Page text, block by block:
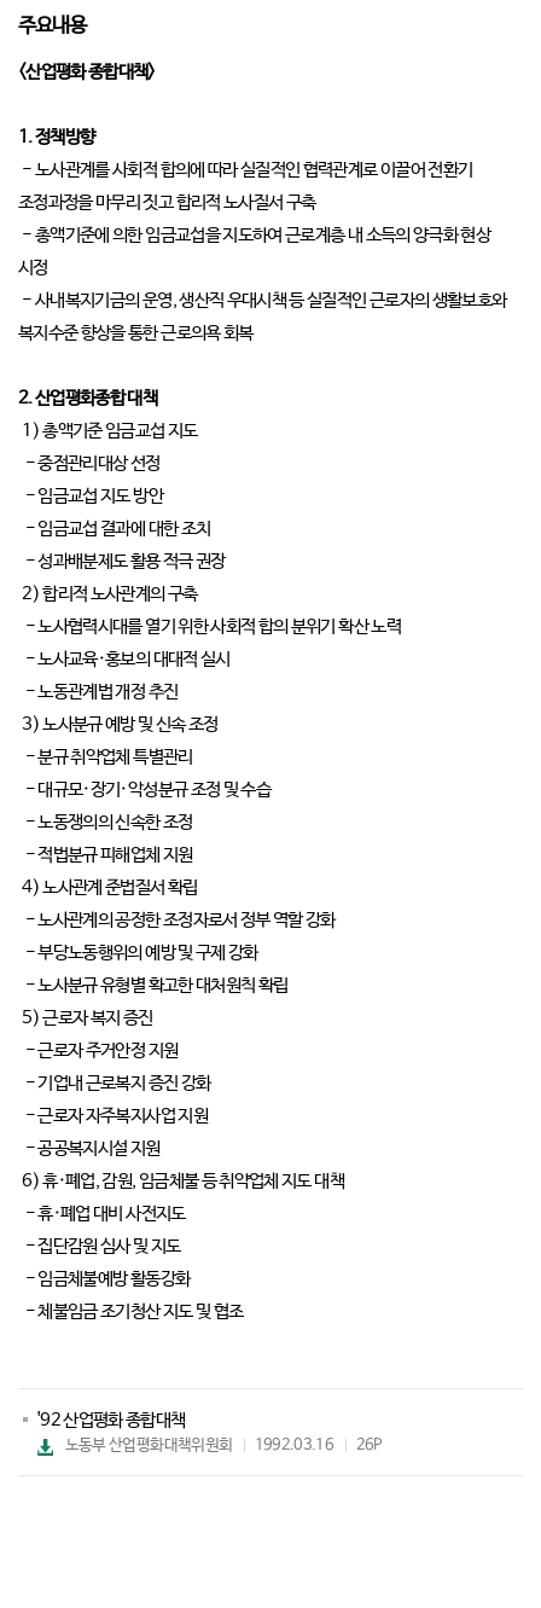
주요내용
<산업평화 종합대책>
1. 정책방향
- 노사관계를 사회적 합의에 따라 실질적인 협력관계로 이끌어 전환기
조정과정을 마무리 짓고 합리적 노사질서 구축
- 총액기준에 의한 임금교섭을 지도하여 근로계층 내 소득의 양극화 현상
시정
- 사내복지기금의 운영, 생산직 우대시책 등 실질적인 근로자의 생활보호와
복지수준 향상을 통한 근로의욕 회복
2. 산업평화종합 대책
1) 총액기준 임금교섭 지도
- 중점관리대상 선정
- 임금교섭 지도 방안
- 임금교섭 결과에 대한 조치
- 성과배분제도 활용 적극 권장
2) 합리적 노사관계의 구축
- 노사협력시대를 열기 위한 사회적 합의 분위기 확산 노력
- 노사교육·홍보의 대대적 실시
- 노동관계법 개정 추진
3) 노사분규 예방 및 신속 조정
- 분규 취약업체 특별관리
- 대규모·장기·악성분규 조정 및 수습
- 노동쟁의의 신속한 조정
- 적법분규 피해업체 지원
4) 노사관계 준법질서 확립
- 노사관계의 공정한 조정자로서 정부 역할 강화
- 부당노동행위의 예방 및 구제 강화
- 노사분규 유형별 확고한 대처원칙 확립
5) 근로자 복지 증진
- 근로자 주거안정 지원
- 기업내 근로복지 증진 강화
- 근로자 자주복지사업 지원
- 공공복지시설 지원
6) 휴·폐업, 감원, 임금체불 등 취약업체 지도 대책
- 휴·폐업 대비 사전지도
- 집단감원 심사 및 지도
- 임금체불예방 활동강화
- 체불임금 조기청산 지도 및 협조
'92 산업평화 종합대책
파노동부 산업평화대책위원회 1992.03.16 26P